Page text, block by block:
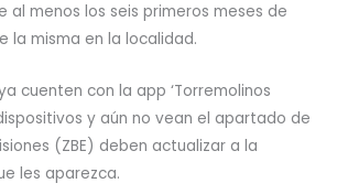
al menos los seis primeros meses de
la misma en la localidad.
cuenten con la app ‘Torremolinos
y aún no vean el apartado de
(ZBE) deben actualizar a la
les aparezca.